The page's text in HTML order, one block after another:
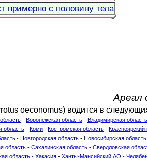
примерно с половину тела
Ареал
oeconomus) водится в
- Воронежская область - Владимирская область
область - Коми - Костромская область - Красноярский
- Новгородская область - Новосибирская область
область - Сахалинская область - Свердловская
область - Хакасия - Ханты-Мансийский АО -